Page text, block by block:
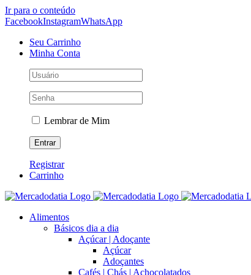
Ir para o conteúdo
FacebookInstagramWhatsApp
Seu Carrinho
Minha Conta
Lembrar de Mim
Registrar
Carrinho
Alimentos
Básicos dia a dia
Açúcar | Adoçante
Açúcar
Adoçantes
Cafés | Chás | Achocolatados